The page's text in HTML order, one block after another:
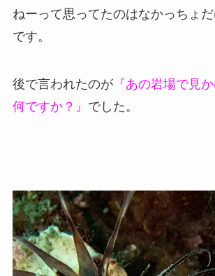
ねーって思ってたのはなかっちょ
です。
後で言われたのが『あの岩場で見
何ですか？』 でした。